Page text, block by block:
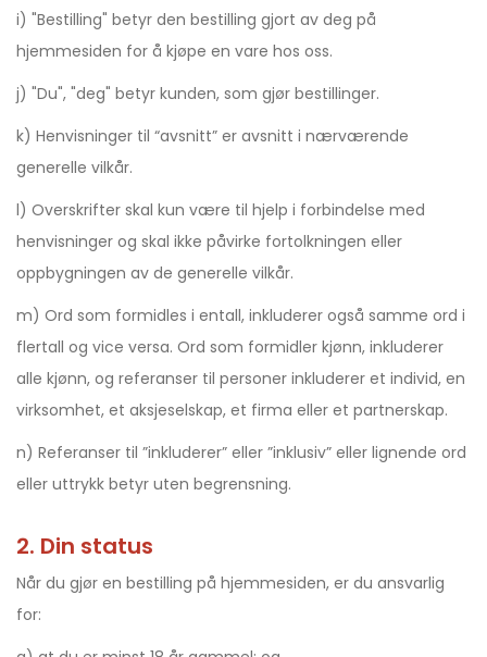
i) "Bestilling" betyr den bestilling gjort av deg på
hjemmesiden for å kjøpe en vare hos oss.
j) "Du", "deg" betyr kunden, som gjør bestillinger.
k) Henvisninger til “avsnitt” er avsnitt i nærværende
generelle vilkår.
l) Overskrifter skal kun være til hjelp i forbindelse med
henvisninger og skal ikke påvirke fortolkningen eller
oppbygningen av de generelle vilkår.
m) Ord som formidles i entall, inkluderer også samme ord i
flertall og vice versa. Ord som formidler kjønn, inkluderer
alle kjønn, og referanser til personer inkluderer et individ, en
virksomhet, et aksjeselskap, et firma eller et partnerskap.
n) Referanser til ”inkluderer” eller ”inklusiv” eller lignende ord
eller uttrykk betyr uten begrensning.
2. Din status
Når du gjør en bestilling på hjemmesiden, er du ansvarlig
for: